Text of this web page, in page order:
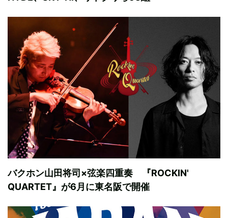
バクホン山田将司×弦楽四重奏 『ROCKIN'
QUARTET』が6月に東名阪で開催